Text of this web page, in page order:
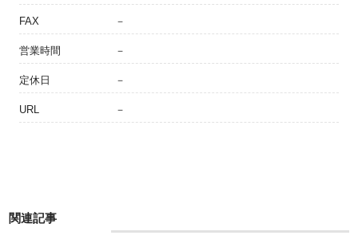
FAX －
営業時間 －
定休日 －
URL －
関連記事